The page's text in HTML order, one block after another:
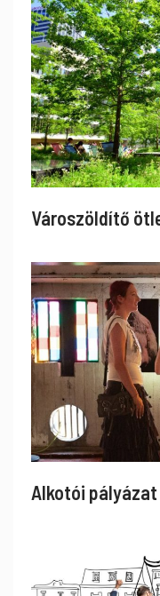
Városzöldítő
Alkotói